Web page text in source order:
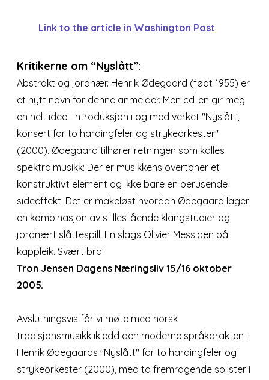
Link to the article in Washington Post
Kritikerne om “Nyslått”:
Abstrakt og jordnær. Henrik Ødegaard (født 1955) er
et nytt navn for denne anmelder. Men cd-en gir meg
en helt ideell introduksjon i og med verket "Nyslått,
konsert for to hardingfeler og strykeorkester"
(2000). Ødegaard tilhører retningen som kalles
spektralmusikk: Der er musikkens overtoner et
konstruktivt element og ikke bare en berusende
sideeffekt. Det er makeløst hvordan Ødegaard lager
en kombinasjon av stillestående klangstudier og
jordnært slåttespill. En slags Olivier Messiaen på
kappleik. Svært bra.
Tron Jensen Dagens Næringsliv 15/16 oktober
2005.
Avslutningsvis får vi møte med norsk
tradisjonsmusikk ikledd den moderne språkdrakten i
Henrik Ødegaards "Nyslått" for to hardingfeler og
strykeorkester (2000), med to fremragende solister i